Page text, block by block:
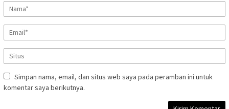
Simpan nama, email, dan situs web saya pada peramban ini untuk
komentar saya berikutnya.